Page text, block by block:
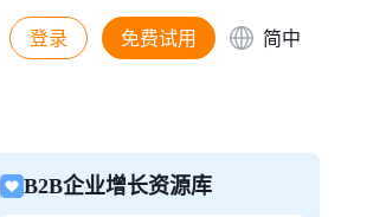
登录 免费试用 简中
B2B企业增长资源库